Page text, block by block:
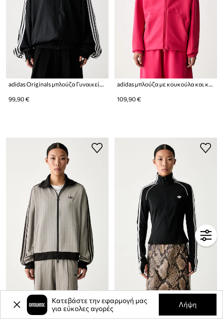
adidas Originals μπλούζα Γυναικεία Firebird Adilenium
99,90 €
adidas μπλούζα με κουκούλα και κουμπιά Γυναικεία Z.N.E
109,90 €
83,99 €
Κατεβάστε την εφαρμογή μας
για εύκολες αγορές
Λήψη